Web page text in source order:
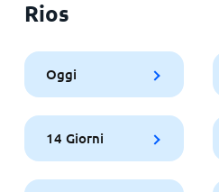
Rios
Oggi
14 Giorni